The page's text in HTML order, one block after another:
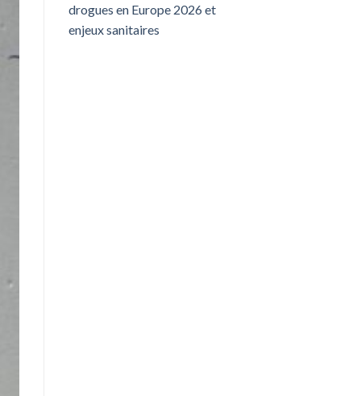
drogues en Europe 2026 et
enjeux sanitaires